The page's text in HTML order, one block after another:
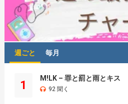
週ごと 毎月
1
M!LK – 罪と罰と雨とキス
92 聞く